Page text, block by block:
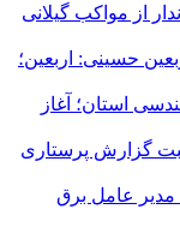
از مواکب گیلانی
حسینی: اربعین؛
استان؛ آغاز
گزارش پرستاری
مدیر عامل برق